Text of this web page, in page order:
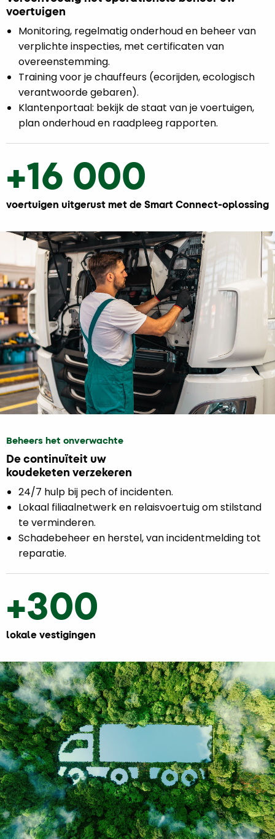
voertuigen
Monitoring, regelmatig onderhoud en beheer van
verplichte inspecties, met certificaten van
overeenstemming.
Training voor je chauffeurs (ecorijden, ecologisch
verantwoorde gebaren).
Klantenportaal: bekijk de staat van je voertuigen,
plan onderhoud en raadpleeg rapporten.
+16 000
voertuigen uitgerust met de Smart Connect-oplossing
Beheers het onverwachte
De continuïteit uw
koudeketen verzekeren
24/7 hulp bij pech of incidenten.
Lokaal filiaalnetwerk en relaisvoertuig om stilstand
te verminderen.
Schadebeheer en herstel, van incidentmelding tot
reparatie.
+300
lokale vestigingen